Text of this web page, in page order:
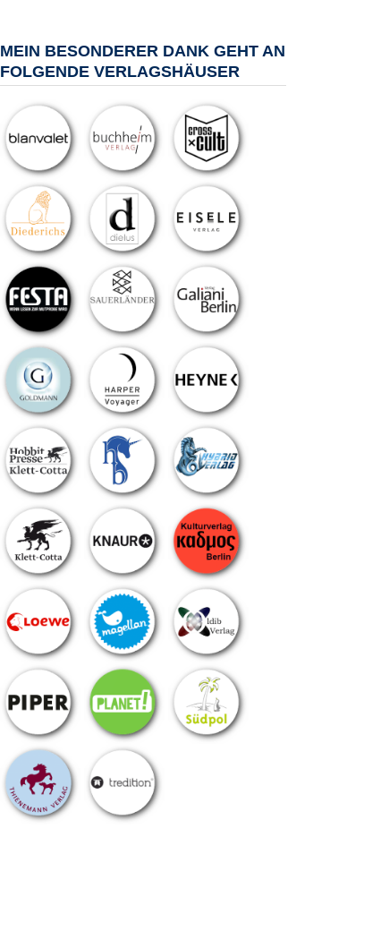
MEIN BESONDERER DANK GEHT AN
FOLGENDE VERLAGSHÄUSER